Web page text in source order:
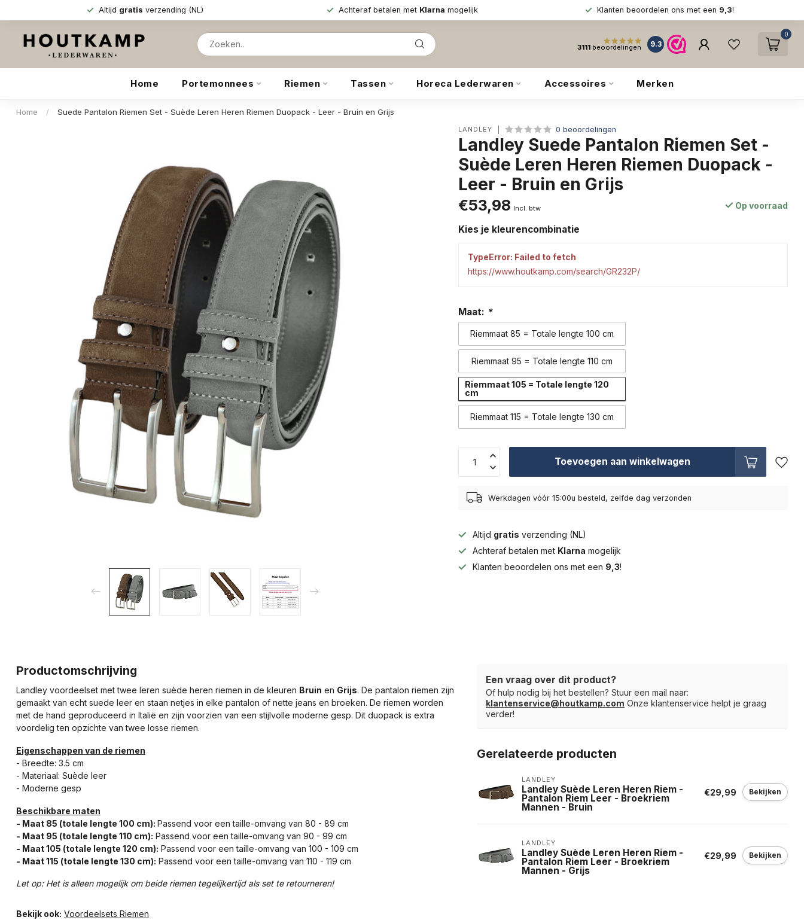
Altijd gratis verzending (NL) Achteraf betalen met Klarna mogelijk Klanten beoordelen ons met een 9,3!
3111 beoordelingen 9.3
0
Home Portemonnees Riemen Tassen Horeca Lederwaren Accessoires Merken
Home / Suede Pantalon Riemen Set - Suède Leren Heren Riemen Duopack - Leer - Bruin en Grijs
LANDLEY 0 beoordelingen
Landley Suede Pantalon Riemen Set -
Suède Leren Heren Riemen Duopack -
Leer - Bruin en Grijs
€53,98 Incl. btw Op voorraad
Kies je kleurencombinatie
TypeError: Failed to fetch
https://www.houtkamp.com/search/GR232P/
Maat: *
Riemmaat 85 = Totale lengte 100 cm
Riemmaat 95 = Totale lengte 110 cm
Riemmaat 105 = Totale lengte 120
cm
Riemmaat 115 = Totale lengte 130 cm
Toevoegen aan winkelwagen
Werkdagen vóór 15:00u besteld, zelfde dag verzonden
Altijd gratis verzending (NL)
Achteraf betalen met Klarna mogelijk
Klanten beoordelen ons met een 9,3!
Productomschrijving
Landley voordeelset met twee leren suède heren riemen in de kleuren Bruin en Grijs. De pantalon riemen zijn
gemaakt van echt suede leer en staan netjes in elke pantalon of nette jeans en broeken. De riemen worden
met de hand geproduceerd in Italië en zijn voorzien van een stijlvolle moderne gesp. Dit duopack is extra
voordelig ten opzichte van twee losse riemen.
Eigenschappen van de riemen
- Breedte: 3.5 cm
- Materiaal: Suède leer
- Moderne gesp
Beschikbare maten
- Maat 85 (totale lengte 100 cm): Passend voor een taille-omvang van 80 - 89 cm
- Maat 95 (totale lengte 110 cm): Passend voor een taille-omvang van 90 - 99 cm
- Maat 105 (totale lengte 120 cm): Passend voor een taille-omvang van 100 - 109 cm
- Maat 115 (totale lengte 130 cm): Passend voor een taille-omvang van 110 - 119 cm
Let op: Het is alleen mogelijk om beide riemen tegelijkertijd als set te retourneren!
Bekijk ook: Voordeelsets Riemen
Een vraag over dit product?
Of hulp nodig bij het bestellen? Stuur een mail naar:
klantenservice@houtkamp.com Onze klantenservice helpt je graag
verder!
Gerelateerde producten
LANDLEY
Landley Suède Leren Heren Riem -
Pantalon Riem Leer - Broekriem
Mannen - Bruin
€29,99 Bekijken
LANDLEY
Landley Suède Leren Heren Riem -
Pantalon Riem Leer - Broekriem
Mannen - Grijs
€29,99 Bekijken